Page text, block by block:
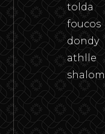
tolda
foucos
dondy
athlle
shalom.